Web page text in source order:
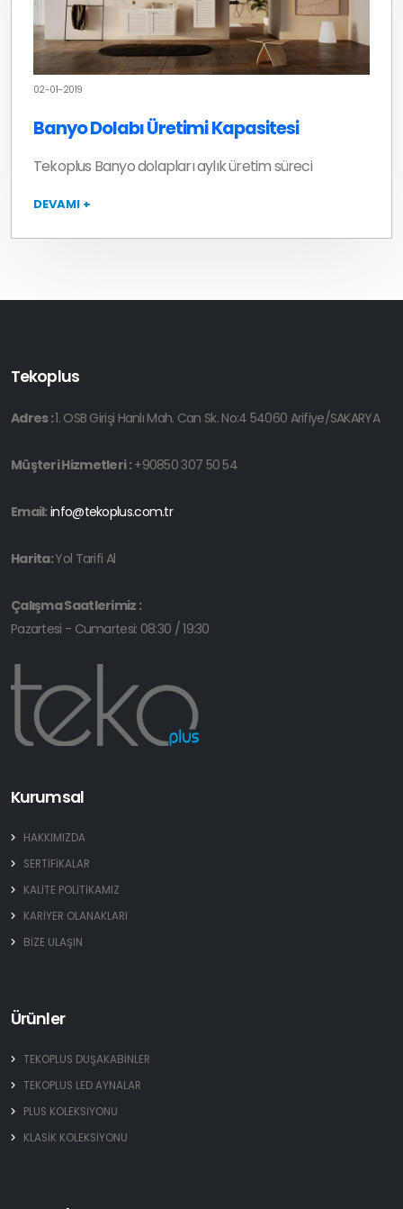
02-01-2019
Banyo Dolabı Üretimi Kapasitesi
Tekoplus Banyo dolapları aylık üretim süreci
DEVAMI +
Tekoplus
Adres :1. OSB Girişi Hanlı Mah. Can Sk. No:4 54060 Arifiye/SAKARYA
Müşteri Hizmetleri : +90850 307 50 54
Email: info@tekoplus.com.tr
Harita:Yol Tarifi Al
Çalışma Saatlerimiz :
Pazartesi - Cumartesi: 08:30 / 19:30
Kurumsal
HAKKIMIZDA
SERTİFİKALAR
KALİTE POLİTİKAMIZ
KARİYER OLANAKLARI
BİZE ULAŞIN
Ürünler
TEKOPLUS DUŞAKABİNLER
TEKOPLUS LED AYNALAR
PLUS KOLEKSİYONU
KLASİK KOLEKSİYONU